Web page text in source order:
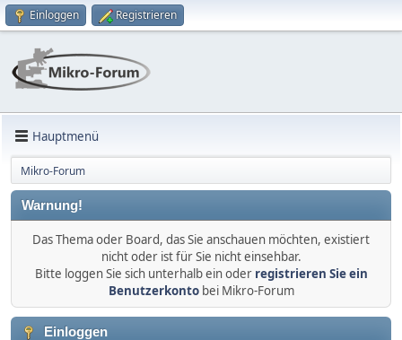
Einloggen Registrieren
Hauptmenü
Mikro-Forum
Warnung!
Das Thema oder Board, das Sie anschauen möchten, existiert
nicht oder ist für Sie nicht einsehbar.
Bitte loggen Sie sich unterhalb ein oder registrieren Sie ein
Benutzerkontobei Mikro-Forum
Einloggen